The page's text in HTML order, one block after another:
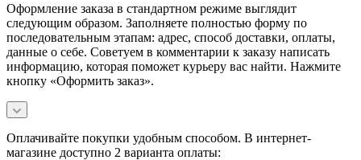
Оформление заказа в стандартном режиме выглядит
следующим образом. Заполняете полностью форму по
последовательным этапам: адрес, способ доставки, оплаты,
данные о себе. Советуем в комментарии к заказу написать
информацию, которая поможет курьеру вас найти. Нажмите
кнопку «Оформить заказ».
Оплачивайте покупки удобным способом. В интернет-
магазине доступно 2 варианта оплаты: